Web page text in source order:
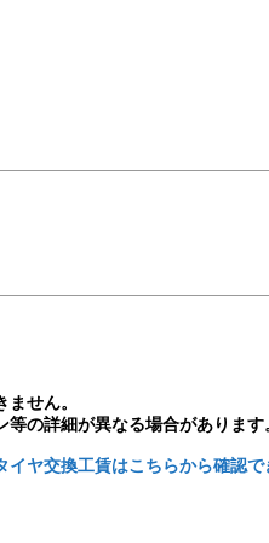
せん。
の詳細が異なる場合があります
ヤ交換工賃はこちらから確認で